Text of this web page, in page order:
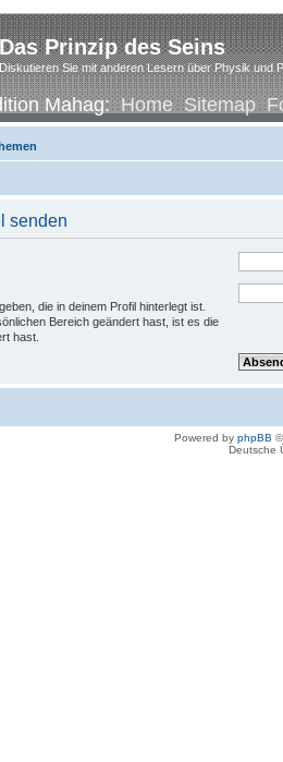
Das Prinzip des Seins
Diskutieren Sie mit anderen Lesern über Physik und
Mahag:Home Sitemap
senden
die in deinem Profil hinterlegt ist.
Bereich geändert hast, ist es die
hast.
Powered by phpBB
Deutsche